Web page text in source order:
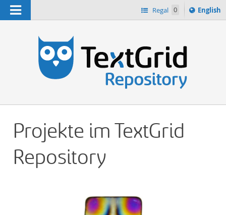
Navigation Regal 0
Switch
English
Projekte im TextGrid
Repository